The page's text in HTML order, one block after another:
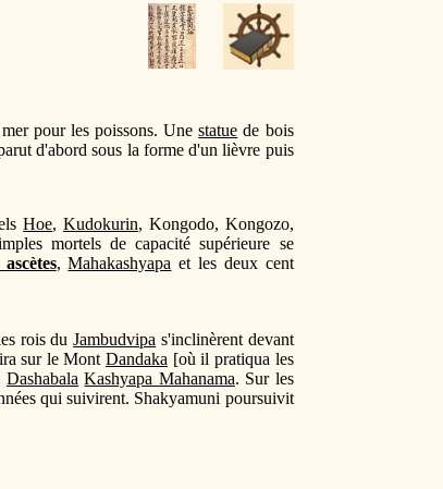
pour les poissons. Unestatue de bois
d'abord sous la forme d'un lièvre puis
Hoe, Kudokurin, Kongodo, Kongozo,
mortels de capacité supérieure se
,Mahakashyapa et les deux cent
rois duJambudvipa s'inclinèrent devant
sur le MontDandaka [où il pratiqua les
Dashabala Kashyapa Mahanama. Sur les
qui suivirent. Shakyamuni poursuivit